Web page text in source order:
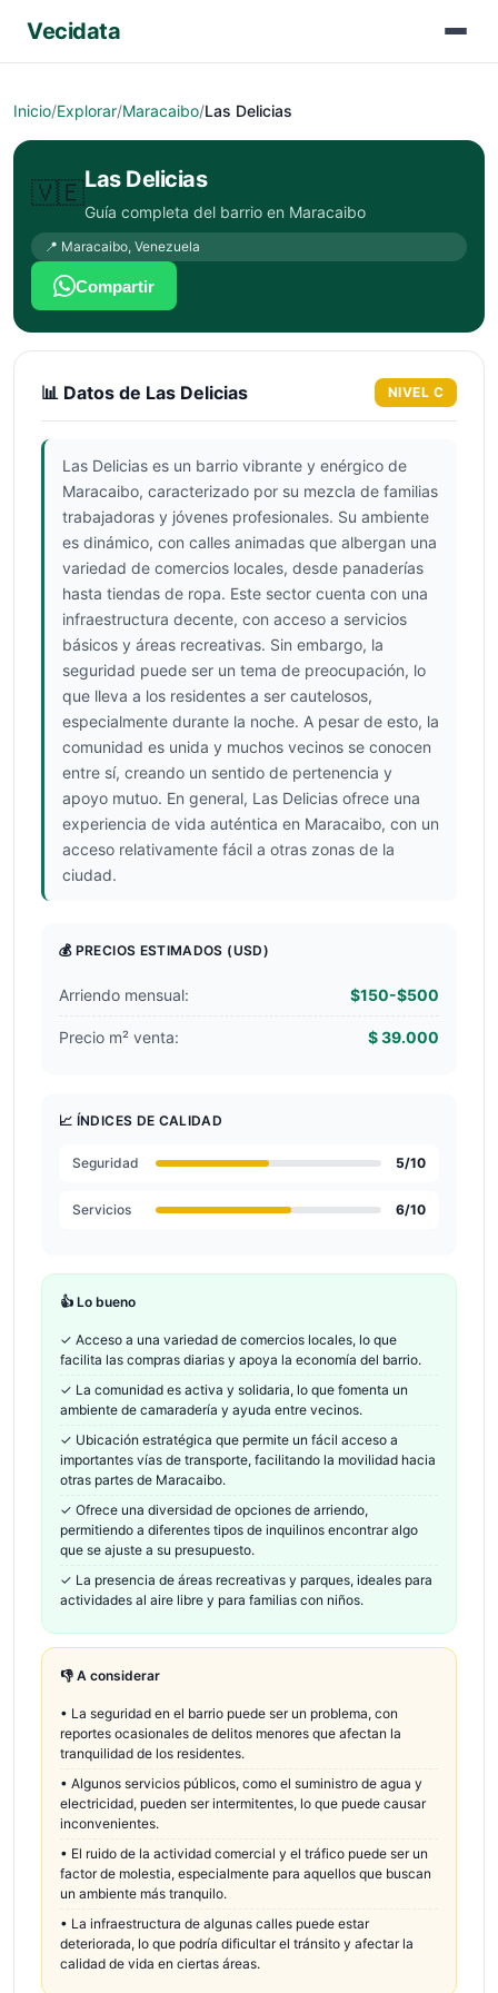
Vecidata
Inicio/Explorar/Maracaibo/Las Delicias
🇻🇪Las Delicias
Guía completa del barrio en Maracaibo
📍 Maracaibo, Venezuela
Compartir
📊 Datos de Las Delicias NIVEL C
Las Delicias es un barrio vibrante y enérgico de
Maracaibo, caracterizado por su mezcla de familias
trabajadoras y jóvenes profesionales. Su ambiente
es dinámico, con calles animadas que albergan una
variedad de comercios locales, desde panaderías
hasta tiendas de ropa. Este sector cuenta con una
infraestructura decente, con acceso a servicios
básicos y áreas recreativas. Sin embargo, la
seguridad puede ser un tema de preocupación, lo
que lleva a los residentes a ser cautelosos,
especialmente durante la noche. A pesar de esto, la
comunidad es unida y muchos vecinos se conocen
entre sí, creando un sentido de pertenencia y
apoyo mutuo. En general, Las Delicias ofrece una
experiencia de vida auténtica en Maracaibo, con un
acceso relativamente fácil a otras zonas de la
ciudad.
💰 PRECIOS ESTIMADOS (USD)
Arriendo mensual: $150-$500
Precio m² venta: $ 39.000
📈 ÍNDICES DE CALIDAD
Seguridad 5/10
Servicios 6/10
👍 Lo bueno
✓ Acceso a una variedad de comercios locales, lo que
facilita las compras diarias y apoya la economía del barrio.
✓ La comunidad es activa y solidaria, lo que fomenta un
ambiente de camaradería y ayuda entre vecinos.
✓ Ubicación estratégica que permite un fácil acceso a
importantes vías de transporte, facilitando la movilidad hacia
otras partes de Maracaibo.
✓ Ofrece una diversidad de opciones de arriendo,
permitiendo a diferentes tipos de inquilinos encontrar algo
que se ajuste a su presupuesto.
✓ La presencia de áreas recreativas y parques, ideales para
actividades al aire libre y para familias con niños.
👎 A considerar
• La seguridad en el barrio puede ser un problema, con
reportes ocasionales de delitos menores que afectan la
tranquilidad de los residentes.
• Algunos servicios públicos, como el suministro de agua y
electricidad, pueden ser intermitentes, lo que puede causar
inconvenientes.
• El ruido de la actividad comercial y el tráfico puede ser un
factor de molestia, especialmente para aquellos que buscan
un ambiente más tranquilo.
• La infraestructura de algunas calles puede estar
deteriorada, lo que podría dificultar el tránsito y afectar la
calidad de vida en ciertas áreas.